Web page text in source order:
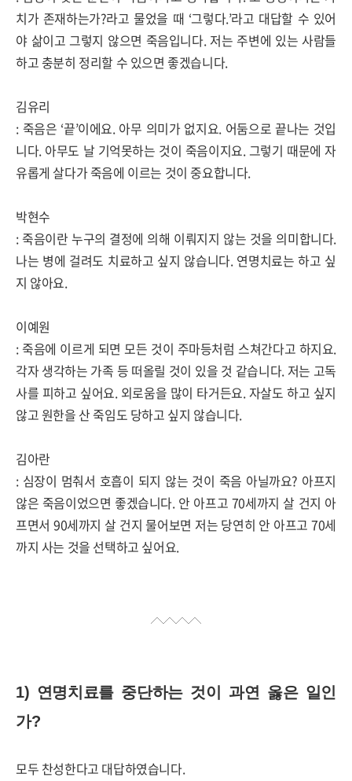
치가 존재하는가?라고 물었을 때 ‘그렇다.’라고 대답할 수 있어
야 삶이고 그렇지 않으면 죽음입니다. 저는 주변에 있는 사람들
하고 충분히 정리할 수 있으면 좋겠습니다.
김유리
: 죽음은 ‘끝’이에요. 아무 의미가 없지요. 어둠으로 끝나는 것입
니다. 아무도 날 기억못하는 것이 죽음이지요. 그렇기 때문에 자
유롭게 살다가 죽음에 이르는 것이 중요합니다.
박현수
:죽음이란 누구의 결정에 의해 이뤄지지 않는 것을 의미합니다.
나는 병에 걸려도 치료하고 싶지 않습니다. 연명치료는 하고 싶
지 않아요.
이예원
:죽음에 이르게 되면 모든 것이 주마등처럼 스쳐간다고 하지요.
각자 생각하는 가족 등 떠올릴 것이 있을 것 같습니다. 저는 고독
사를 피하고 싶어요. 외로움을 많이 타거든요.자살도 하고 싶지
않고 원한을 산 죽임도 당하고 싶지 않습니다.
김아란
: 심장이 멈춰서 호흡이 되지 않는 것이 죽음 아닐까요? 아프지
않은 죽음이었으면 좋겠습니다. 안 아프고 70세까지 살 건지 아
프면서 90세까지 살 건지 물어보면 저는 당연히 안 아프고70세
까지 사는 것을 선택하고 싶어요.
1) 연명치료를 중단하는 것이 과연 옳은 일인
가?
모두 찬성한다고 대답하였습니다.